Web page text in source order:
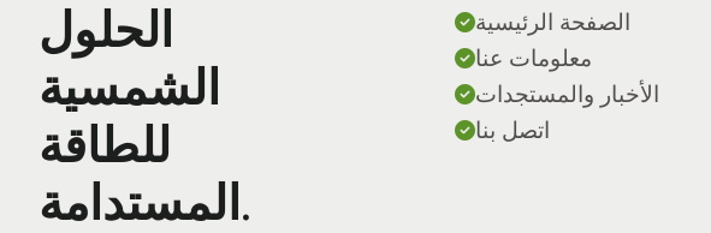
الحلول
الشمسية
للطاقة
المستدامة.
الصفحة الرئيسية
معلومات عنا
الأخبار والمستجدات
اتصل بنا